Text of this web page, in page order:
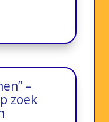
–
zoek